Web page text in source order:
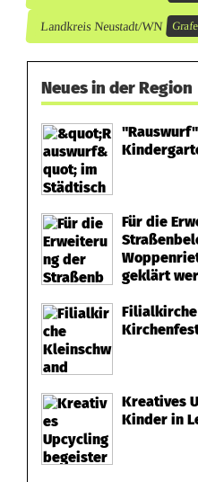
Landkreis Neustadt/WN
Neues in der Region
Für die
geklärt
Kreatives
Kinder in